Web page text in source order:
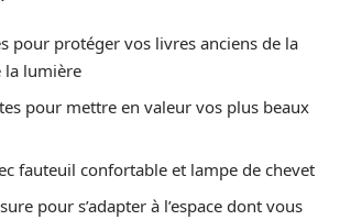
pour protéger vos livres anciens de la
la lumière
pour mettre en valeur vos plus beaux
fauteuil confortable et lampe de chevet
pour s’adapter à l’espace dont vous